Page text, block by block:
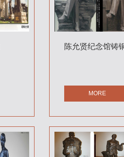
陈允贤纪念馆铸
MORE